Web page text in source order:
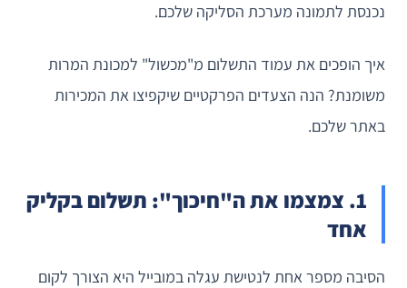
נכנסת לתמונה מערכת הסליקה שלכם.
איך הופכים את עמוד התשלום מ"מכשול" למכונת המרות
משומנת? הנה הצעדים הפרקטיים שיקפיצו את המכירות
באתר שלכם.
1. צמצמו את ה"חיכוך": תשלום בקליק
אחד
הסיבה מספר אחת לנטישת עגלה במובייל היא הצורך לקום